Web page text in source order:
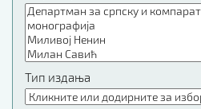
Тип издања